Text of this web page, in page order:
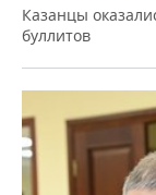
Казанцы
буллитов